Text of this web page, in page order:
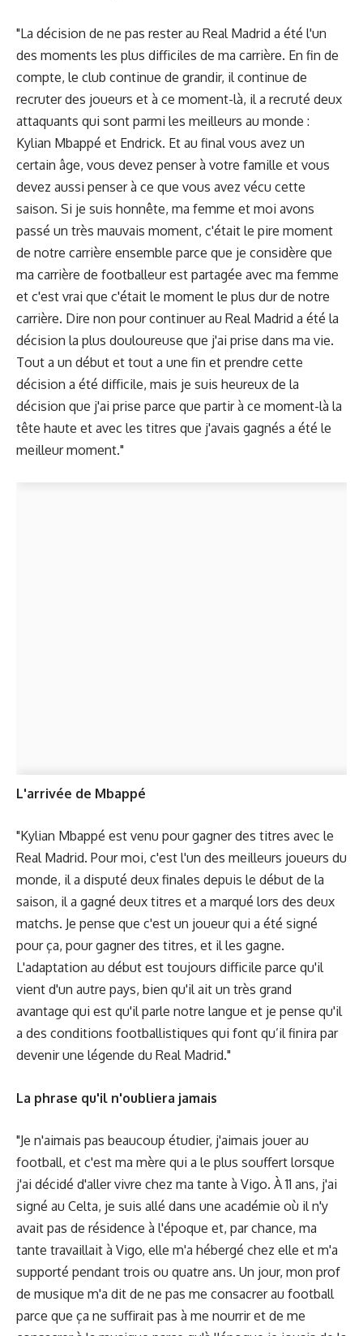
"La décision de ne pas rester au Real Madrid a été l'un
des moments les plus difficiles de ma carrière. En fin de
compte, le club continue de grandir, il continue de
recruter des joueurs et à ce moment-là, il a recruté deux
attaquants qui sont parmi les meilleurs au monde :
Kylian Mbappé et Endrick. Et au final vous avez un
certain âge, vous devez penser à votre famille et vous
devez aussi penser à ce que vous avez vécu cette
saison. Si je suis honnête, ma femme et moi avons
passé un très mauvais moment, c'était le pire moment
de notre carrière ensemble parce que je considère que
ma carrière de footballeur est partagée avec ma femme
et c'est vrai que c'était le moment le plus dur de notre
carrière. Dire non pour continuer au Real Madrid a été la
décision la plus douloureuse que j'ai prise dans ma vie.
Tout a un début et tout a une fin et prendre cette
décision a été difficile, mais je suis heureux de la
décision que j'ai prise parce que partir à ce moment-là la
tête haute et avec les titres que j'avais gagnés a été le
meilleur moment."
L'arrivée de Mbappé
"Kylian Mbappé est venu pour gagner des titres avec le
Real Madrid. Pour moi, c'est l'un des meilleurs joueurs du
monde, il a disputé deux finales depuis le début de la
saison, il a gagné deux titres et a marqué lors des deux
matchs. Je pense que c'est un joueur qui a été signé
pour ça, pour gagner des titres, et il les gagne.
L'adaptation au début est toujours difficile parce qu'il
vient d'un autre pays, bien qu'il ait un très grand
avantage qui est qu'il parle notre langue et je pense qu'il
a des conditions footballistiques qui font qu’il finira par
devenir une légende du Real Madrid."
La phrase qu'il n'oubliera jamais
"Je n'aimais pas beaucoup étudier, j'aimais jouer au
football, et c'est ma mère qui a le plus souffert lorsque
j'ai décidé d'aller vivre chez ma tante à Vigo. À 11 ans, j'ai
signé au Celta, je suis allé dans une académie où il n'y
avait pas de résidence à l'époque et, par chance, ma
tante travaillait à Vigo, elle m'a hébergé chez elle et m'a
supporté pendant trois ou quatre ans. Un jour, mon prof
de musique m'a dit de ne pas me consacrer au football
parce que ça ne suffirait pas à me nourrir et de me